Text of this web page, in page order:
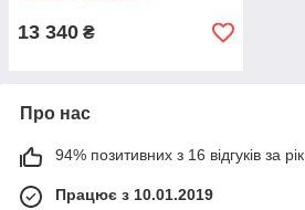
13 340 ₴
Про нас
94% позитивних з 16 відгуків за рік
Працює з 10.01.2019